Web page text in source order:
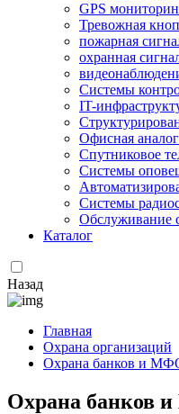
GPS
Тревожная
пожарная
охранная
Системы
IT-
Офисная
Спутниковое
Системы
Системы
Обслуживание
Каталог
Назад
Главная
Охрана организаций
Охрана банков и
Охрана банков